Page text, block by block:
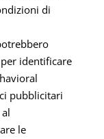
di
identificare
pubblicitari
le